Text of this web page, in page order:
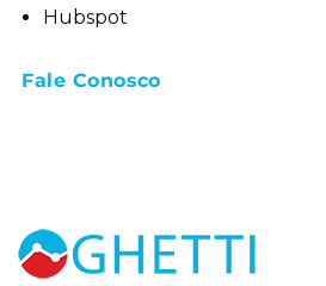
Hubspot
Fale Conosco